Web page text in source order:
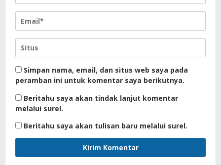
Simpan nama, email, dan situs web saya pada
peramban ini untuk komentar saya berikutnya.
Beritahu saya akan tindak lanjut komentar
melalui surel.
Beritahu saya akan tulisan baru melalui surel.